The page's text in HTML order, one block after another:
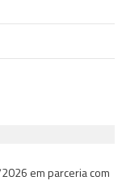
em parceria com